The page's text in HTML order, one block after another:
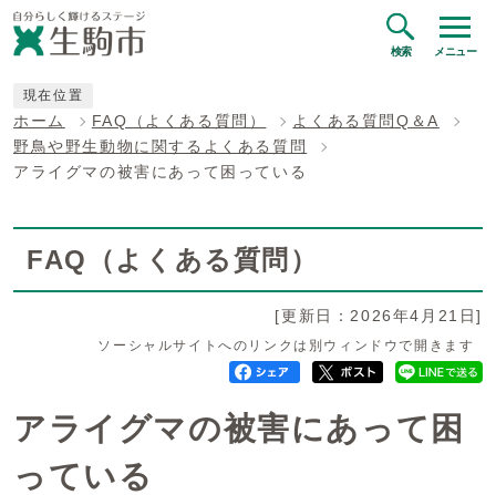
検索 メニュー
現在位置
ホーム FAQ（よくある質問）
よくある質問Q＆A
野鳥や野生動物に関するよくある質問
アライグマの被害にあって困っている
FAQ（よくある質問）
[更新日：2026年4月21日]
ソーシャルサイトへのリンクは別ウィンドウで開きます
アライグマの被害にあって困
っている